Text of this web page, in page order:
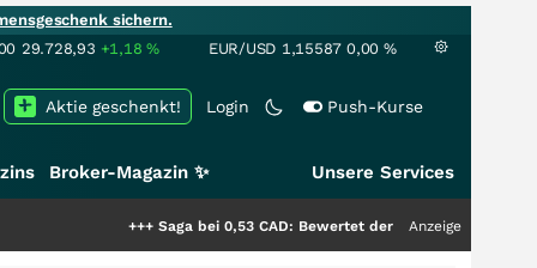
sichern.
29.728,93 +1,18% EUR/USD 1,15587 0,00 %
Login Push-Kurse
Aktie geschenkt!
Broker-Magazin ✨ Unsere Services
Saga bei 0,53 CAD: Bewertet der Markt noch immer nur
Anzeige